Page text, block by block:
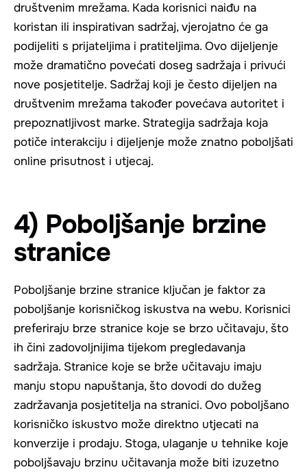
društvenim mrežama. Kada korisnici naiđu na
koristan ili inspirativan sadržaj, vjerojatno će ga
podijeliti s prijateljima i pratiteljima. Ovo dijeljenje
može dramatično povećati doseg sadržaja i privući
nove posjetitelje. Sadržaj koji je često dijeljen na
društvenim mrežama također povećava autoritet i
prepoznatljivost marke. Strategija sadržaja koja
potiče interakciju i dijeljenje može znatno poboljšati
online prisutnost i utjecaj.
4) Poboljšanje brzine
stranice
Poboljšanje brzine stranice ključan je faktor za
poboljšanje korisničkog iskustva na webu. Korisnici
preferiraju brze stranice koje se brzo učitavaju, što
ih čini zadovoljnijima tijekom pregledavanja
sadržaja. Stranice koje se brže učitavaju imaju
manju stopu napuštanja, što dovodi do dužeg
zadržavanja posjetitelja na stranici. Ovo poboljšano
korisničko iskustvo može direktno utjecati na
konverzije i prodaju. Stoga, ulaganje u tehnike koje
poboljšavaju brzinu učitavanja može biti izuzetno